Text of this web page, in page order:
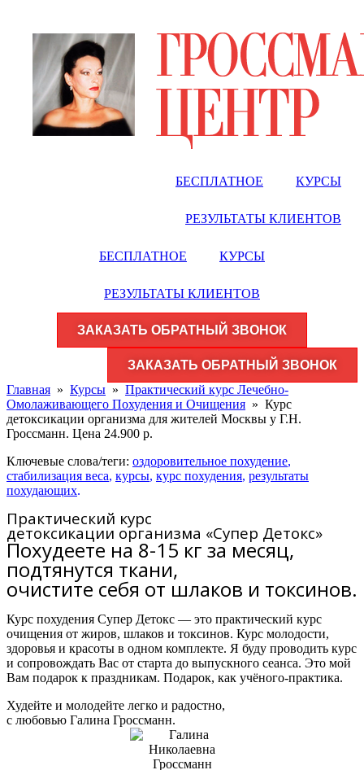
содержимому
БЕСПЛАТНОЕ КУРСЫ
РЕЗУЛЬТАТЫ КЛИЕНТОВ
БЕСПЛАТНОЕ КУРСЫ
РЕЗУЛЬТАТЫ КЛИЕНТОВ
ЗАКАЗАТЬ ОБРАТНЫЙ ЗВОНОК
ЗАКАЗАТЬ ОБРАТНЫЙ ЗВОНОК
Главная » Курсы » Практический курс Лечебно-
Омолаживающего Похудения и Очищения » Курс
детоксикации организма для жителей Москвы у Г.Н.
Гроссманн. Цена 24.900 р.
Ключевые слова/теги: оздоровительное похудение,
стабилизация веса, курсы, курс похудения, результаты
похудающих.
Практический курс
детоксикации организма «Супер Детокс»
Похудеете на 8-15 кг за месяц,
подтянутся ткани,
очистите себя от шлаков и токсинов.
Курс похудения Супер Детокс — это практический курс
очищения от жиров, шлаков и токсинов. Курс молодости,
здоровья и красоты в одном комплекте. Я буду проводить курс
и сопровождать Вас от старта до выпускного сеанса. Это мой
Вам подарок к праздникам. Подарок, как учёного-практика.
Худейте и молодейте легко и радостно,
с любовью Галина Гроссманн.